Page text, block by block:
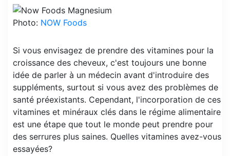
Photo: NOW Foods
Si vous envisagez de prendre des vitamines pour la
croissance des cheveux, c'est toujours une bonne
idée de parler à un médecin avant d'introduire des
suppléments, surtout si vous avez des problèmes de
santé préexistants. Cependant, l'incorporation de ces
vitamines et minéraux clés dans le régime alimentaire
est une étape que tout le monde peut prendre pour
des serrures plus saines. Quelles vitamines avez-vous
essayées?